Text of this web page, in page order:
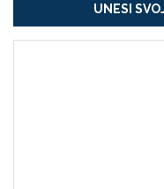
UNESI